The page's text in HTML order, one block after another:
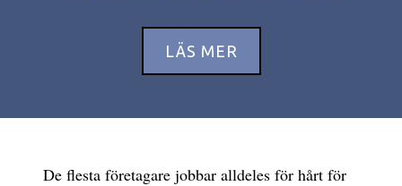
LÄS MER
De flesta företagare jobbar alldeles för hårt för